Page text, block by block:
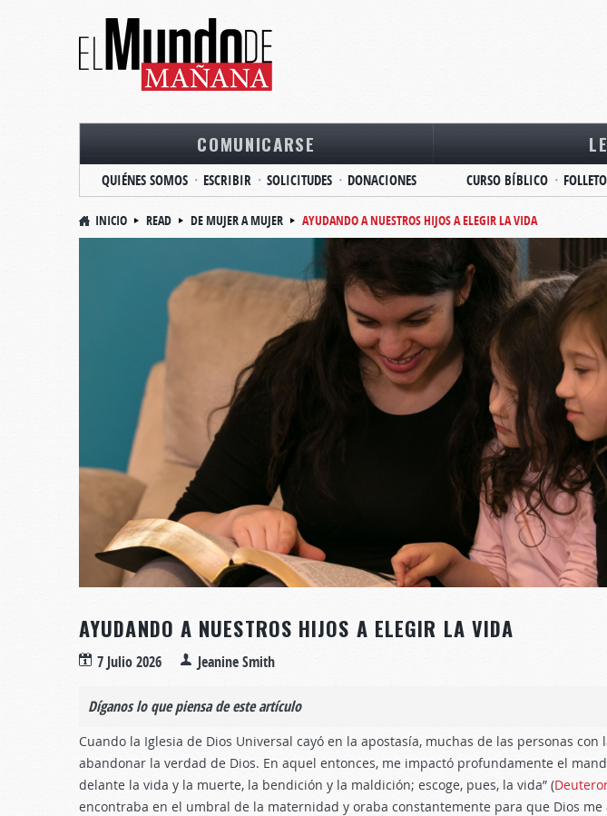
COMUNICARSE
QUIÉNES SOMOS ESCRIBIR SOLICITUDES DONACIONES CURSO BÍBLICO
INICIO READ DE MUJER A MUJER AYUDANDO A NUESTROS HIJOS A ELEGIR LA VIDA
AYUDANDO A NUESTROS HIJOS A ELEGIR LA VIDA
7 Julio 2026 Jeanine Smith
Díganos lo que piensa de este artículo
Cuando la Iglesia de Dios Universal cayó en la apostasía, muchas de las personas
abandonar la verdad de Dios. En aquel entonces, me impactó profundamente el
delante la vida y la muerte, la bendición y la maldición; escoge, pues, la vida” (
encontraba en el umbral de la maternidad y oraba constantemente para que Dios